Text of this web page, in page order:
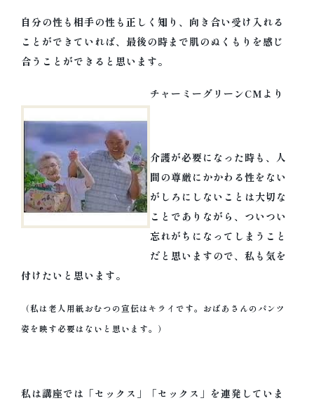
自分の性も相手の性も正しく知り、向き合い受け入れる
ことができていれば、最後の時まで肌のぬくもりを感じ
合うことができると思います。
チャーミーグリーンCMより
介護が必要になった時も、
人
間の尊厳にかかわる性をない
がしろにしない ことは大切な
ことでありながら、ついつい
忘れがちになってしまうこと
だと思いますので、私も気を
付けたいと思います。
（私は老人用紙おむつの宣伝はキライです。おばあさんのパンツ
姿を映す必要はないと思います。）
私は講座では「セックス」「セックス」を連発していま